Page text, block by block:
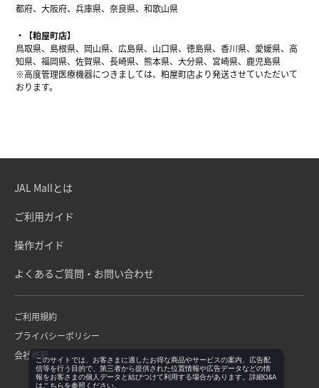
都府、大阪府、兵庫県、奈良県、和歌山県
【粕屋町店】
鳥取県、島根県、岡山県、広島県、山口県、徳島県、香川県、愛媛県、高
知県、福岡県、佐賀県、長崎県、熊本県、大分県、宮崎県、鹿児島県
※高度管理医療機器につきましては、粕屋町店より発送させていただいて
おります。
JAL Mallとは
ご利用ガイド
操作ガイド
よくあるご質問・お問い合わせ
ご利用規約
プライバシーポリシー
会社概要このサイトでは、お客さまに適したお得な商品やサービスの案内、広告配
信等を行う目的で、第三者から提供された位置情報や広告データなどの情
報をお客さまの個人データと結びつけて利用する場合があります。詳細Q&A
は こちらを参照ください。